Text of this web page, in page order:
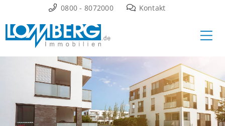
Inhalt
springen
0800 - 8072000 Kontakt